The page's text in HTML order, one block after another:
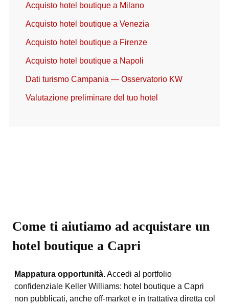
Acquisto hotel boutique a Milano
Acquisto hotel boutique a Venezia
Acquisto hotel boutique a Firenze
Acquisto hotel boutique a Napoli
Dati turismo Campania — Osservatorio KW
Valutazione preliminare del tuo hotel
Come ti aiutiamo ad acquistare un
hotel boutique a Capri
Mappatura opportunità.Accedi al portfolio
confidenziale Keller Williams: hotel boutique a Capri
non pubblicati, anche off-market e in trattativa diretta col